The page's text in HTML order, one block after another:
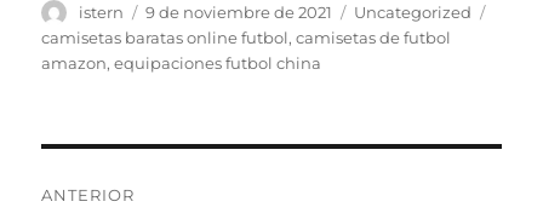
Autor
istern
Publicado
el
9 de noviembre de 2021 Categorías
Uncategorized
camisetas baratas online futbol,camisetas de futbol
amazon,equipaciones futbol china
ANTERIOR